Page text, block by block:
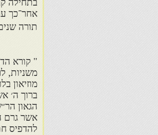
בתחילה
אחר־כך
תורה
" קורא
משניות,
מוזיאון
ברוך ה׳
הגאון
אשר גרם
להדפיס